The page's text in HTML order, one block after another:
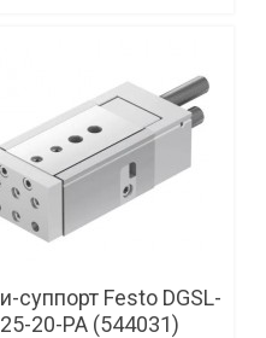
суппорт Festo DGSL-
25-20-PA (544031)